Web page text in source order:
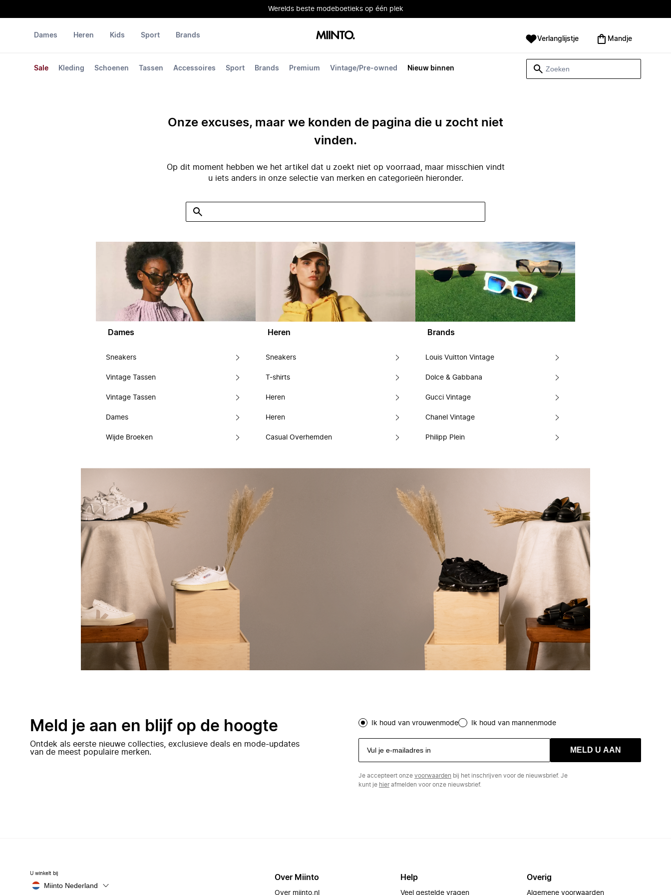
Werelds beste modeboetieks op één plek
Dames
Sale Kleding Schoenen Tassen Accessoires Sport Brands Premium Vintage/Pre-owned Nieuw binnen
Heren Kids Sport Brands Verlanglijstje Mandje
Onze excuses, maar we konden de pagina die u zocht niet
vinden.
Op dit moment hebben we het artikel dat u zoekt niet op voorraad, maar misschien vindt
u iets anders in onze selectie van merken en categorieën hieronder.
Dames
Sneakers
Vintage Tassen
Vintage Tassen
Dames
Wijde Broeken
Heren
Sneakers
T-shirts
Heren
Heren
Casual Overhemden
Brands
Louis Vuitton Vintage
Dolce & Gabbana
Gucci Vintage
Chanel Vintage
Philipp Plein
Meld je aan en blijf op de hoogte
Ontdek als eerste nieuwe collecties, exclusieve deals en mode-updates
van de meest populaire merken.
Ik houd van vrouwenmode Ik houd van mannenmode
MELD U AAN
Je accepteert onze voorwaarden bij het inschrijven voor de nieuwsbrief. Je
kunt je hierafmelden voor onze nieuwsbrief.
U winkelt bij
Miinto Nederland
Over Miinto
Over miinto.nl
Help
Veel gestelde vragen
Overig
Algemene voorwaarden